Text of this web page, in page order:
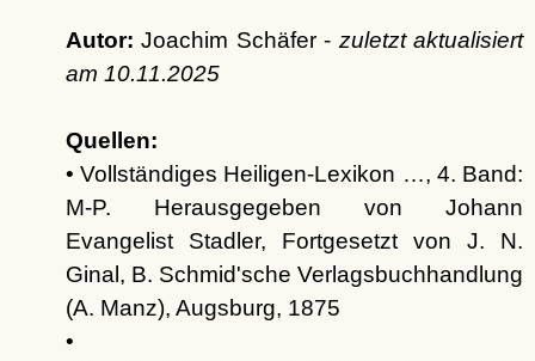
Autor: Joachim Schäfer - zuletzt aktualisiert
am 10.11.2025
Quellen:
• Vollständiges Heiligen-Lexikon …, 4. Band:
M-P. Herausgegeben von Johann
Evangelist Stadler, Fortgesetzt von J. N.
Ginal, B. Schmid'sche Verlagsbuchhandlung
(A. Manz), Augsburg, 1875
•